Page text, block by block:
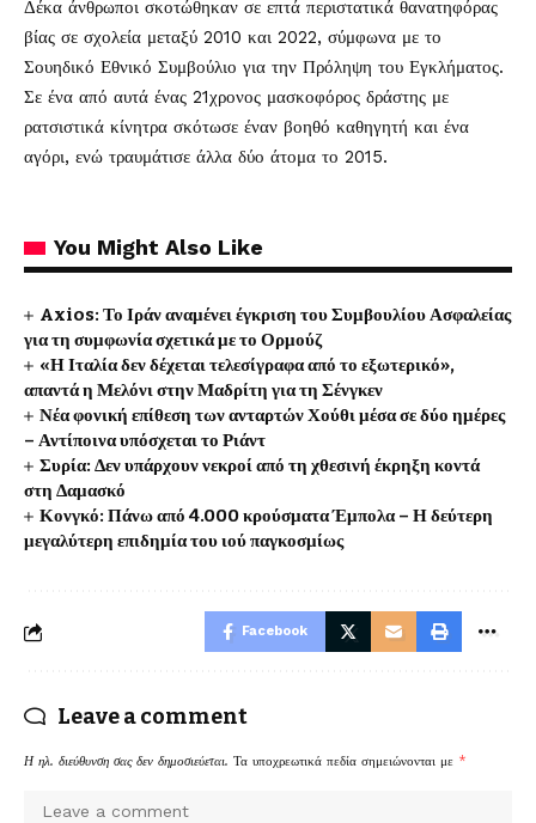
Δέκα άνθρωποι σκοτώθηκαν σε επτά περιστατικά θανατηφόρας
βίας σε σχολεία μεταξύ 2010 και 2022, σύμφωνα με το
Σουηδικό Εθνικό Συμβούλιο για την Πρόληψη του Εγκλήματος.
Σε ένα από αυτά ένας 21χρονος μασκοφόρος δράστης με
ρατσιστικά κίνητρα σκότωσε έναν βοηθό καθηγητή και ένα
αγόρι, ενώ τραυμάτισε άλλα δύο άτομα το 2015.
You Might Also Like
Axios: Το Ιράν αναμένει έγκριση του Συμβουλίου Ασφαλείας
για τη συμφωνία σχετικά με το Ορμούζ
«Η Ιταλία δεν δέχεται τελεσίγραφα από το εξωτερικό»,
απαντά η Μελόνι στην Μαδρίτη για τη Σένγκεν
Νέα φονική επίθεση των ανταρτών Χούθι μέσα σε δύο ημέρες
– Αντίποινα υπόσχεται το Ριάντ
Συρία: Δεν υπάρχουν νεκροί από τη χθεσινή έκρηξη κοντά
στη Δαμασκό
Κονγκό: Πάνω από 4.000 κρούσματα Έμπολα – Η δεύτερη
μεγαλύτερη επιδημία του ιού παγκοσμίως
Facebook
Leave a comment
Η ηλ. διεύθυνση σας δεν δημοσιεύεται. Τα υποχρεωτικά πεδία σημειώνονται με *